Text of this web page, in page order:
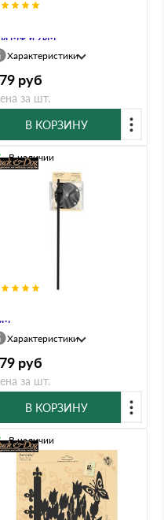
МФ и УвМ
Характеристики
руб
за шт.
В КОРЗИНУ
В наличии
Характеристики
руб
за шт.
В КОРЗИНУ
В наличии